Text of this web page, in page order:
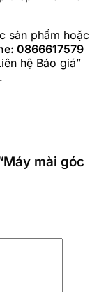
sản phẩm hoặc
0866617579
hệ Báo giá”
mài góc